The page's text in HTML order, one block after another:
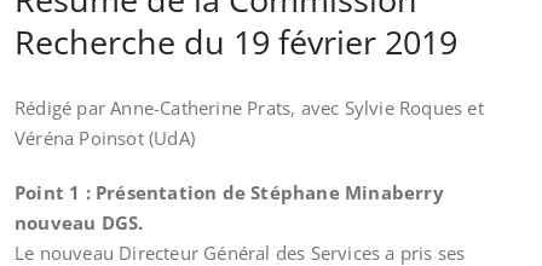
Recherche du 19 février 2019
Rédigé par Anne-Catherine Prats, avec Sylvie Roques et
Véréna Poinsot (UdA)
Point 1 : Présentation de Stéphane Minaberry
nouveau DGS.
Le nouveau Directeur Général des Services a pris ses